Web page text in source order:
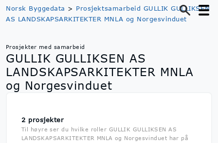
Norsk Byggedata > Prosjektsamarbeid GULLIK GULLIKSEN
AS LANDSKAPSARKITEKTER MNLA og Norgesvinduet
Prosjekter med samarbeid
GULLIK GULLIKSEN AS
LANDSKAPSARKITEKTER MNLA
og Norgesvinduet
2 prosjekter
Til høyre ser du hvilke roller GULLIK GULLIKSEN AS
LANDSKAPSARKITEKTER MNLA og Norgesvinduet har på